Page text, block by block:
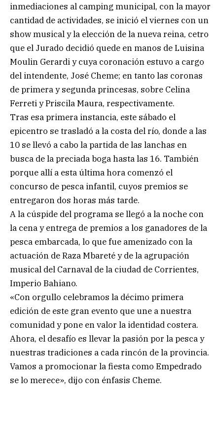
inmediaciones al camping municipal, con la mayor
cantidad de actividades, se inició el viernes con un
show musical y la elección de la nueva reina, cetro
que el Jurado decidió quede en manos de Luisina
Moulin Gerardi y cuya coronación estuvo a cargo
del intendente, José Cheme; en tanto las coronas
de primera y segunda princesas, sobre Celina
Ferreti y Priscila Maura, respectivamente.
Tras esa primera instancia, este sábado el
epicentro se trasladó a la costa del río, donde a las
10 se llevó a cabo la partida de las lanchas en
busca de la preciada boga hasta las 16. También
porque allí a esta última hora comenzó el
concurso de pesca infantil, cuyos premios se
entregaron dos horas más tarde.
A la cúspide del programa se llegó a la noche con
la cena y entrega de premios a los ganadores de la
pesca embarcada, lo que fue amenizado con la
actuación de Raza Mbareté y de la agrupación
musical del Carnaval de la ciudad de Corrientes,
Imperio Bahiano.
«Con orgullo celebramos la décimo primera
edición de este gran evento que une a nuestra
comunidad y pone en valor la identidad costera.
Ahora, el desafío es llevar la pasión por la pesca y
nuestras tradiciones a cada rincón de la provincia.
Vamos a promocionar la fiesta como Empedrado
se lo merece», dijo con énfasis Cheme.